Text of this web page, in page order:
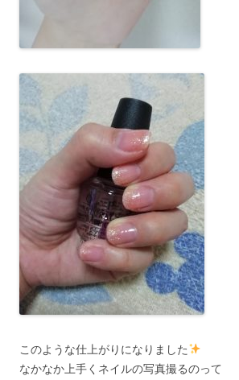
このような仕上がりになりました
なかなか上手くネイルの写真撮るのって